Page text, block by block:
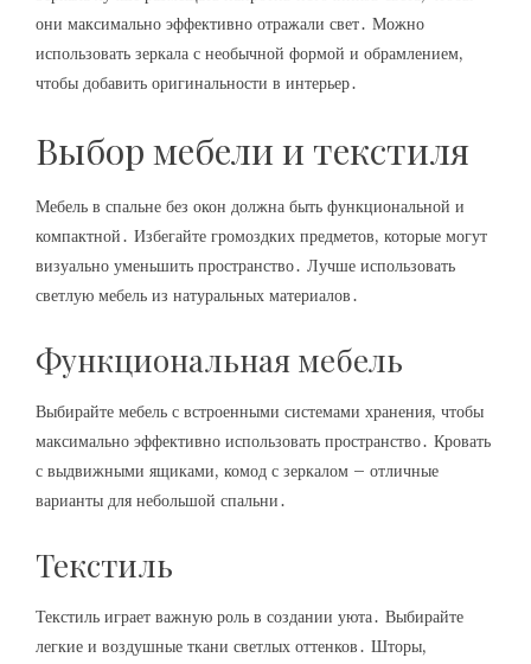
они максимально эффективно отражали свет․ Можно
использовать зеркала с необычной формой и обрамлением,
чтобы добавить оригинальности в интерьер․
Выбор мебели и текстиля
Мебель в спальне без окон должна быть функциональной и
компактной․ Избегайте громоздких предметов, которые могут
визуально уменьшить пространство․ Лучше использовать
светлую мебель из натуральных материалов․
Функциональная мебель
Выбирайте мебель с встроенными системами хранения, чтобы
максимально эффективно использовать пространство․ Кровать
с выдвижными ящиками, комод с зеркалом – отличные
варианты для небольшой спальни․
Текстиль
Текстиль играет важную роль в создании уюта․ Выбирайте
легкие и воздушные ткани светлых оттенков․ Шторы,